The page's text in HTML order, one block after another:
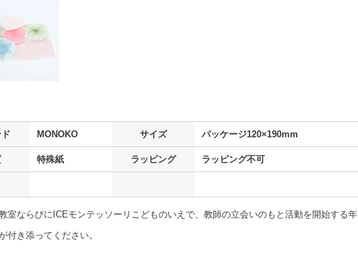
MONOKO サイズ パッケージ120×190mm
特殊紙 ラッピング ラッピング不可
ならびにICEモンテッソーリこどものいえで、教師の立会いのもと活動を開始する年
付き添ってください。